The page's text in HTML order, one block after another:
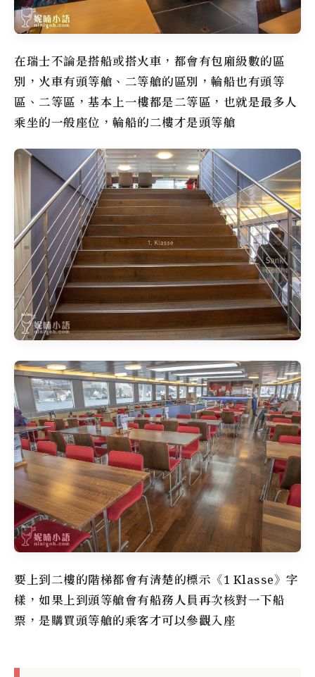
在瑞士不論是搭船或搭火車，都會有包廂級數的區
別，火車有頭等艙、二等艙的區別，輪船也有頭等
區、二等區，基本上一樓都是二等區，也就是最多人
乘坐的一般座位，輪船的二樓才是頭等艙
要上到二樓的階梯都會有清楚的標示《1 Klasse》字
樣，如果上到頭等艙會有船務人員再次核對一下船
票，是購買頭等艙的乘客才可以參觀入座